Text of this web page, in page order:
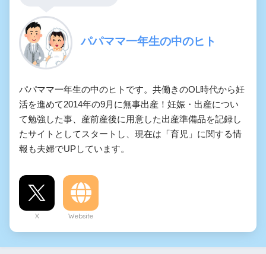
パパママ一年生の中のヒト
パパママ一年生の中のヒトです。共働きのOL時代から妊
活を進めて2014年の9月に無事出産！妊娠・出産につい
て勉強した事、産前産後に用意した出産準備品を記録し
たサイトとしてスタートし、現在は「育児」に関する情
報も夫婦でUPしています。
X Website